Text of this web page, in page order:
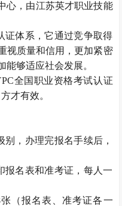
心，由江苏英才职业技能
证体系，它通过竞争取得
视质量和信用，更加紧密
能够适应社会发展。
全国职业资格考试认证
才有效。
，办理完报名手续后，
报名表和准考证，每人一
（报名表、准考证各一